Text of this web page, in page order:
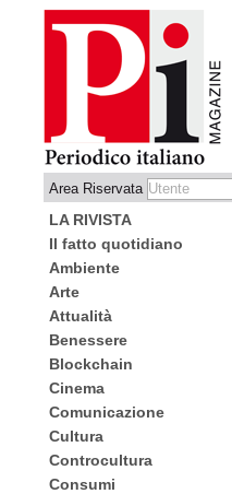
Area Riservata
LA RIVISTA
Il fatto quotidiano
Ambiente
Arte
Attualità
Benessere
Blockchain
Cinema
Comunicazione
Cultura
Controcultura
Consumi